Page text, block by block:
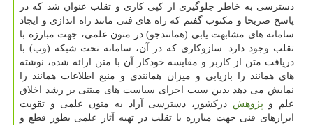
دسترسی به خاطر جلوگیری از کپی کاری و تقلب عنوان شد که در
پاسخ صریحا و مکتوب گفتم که راه های فنی مانند راه اندازی و ایجاد
سامانه های مشابهت یابی (همانندجو) در متون علمی، جهت مبارزه با
تقلب وجود دارد. سازوکاری که در آن، سامانه تحت شبکه (وب) با
دریافت متن از کاربر و مقایسه خودکار آن با متن ارائه شده، نوشته
های همانند را بازیابی و میزان همانندی و منبع اطلاعات همانند را
نمایش می دهد بدین سبب اجرای سیاست های مبتنی بر رشد اخلاق
علم و پژوهش درکشور، دسترسی آزاد به متون علمی و تقویت
ابزارهای فنی جهت مبارزه با تقلب در تهیه آثار علمی بطور قطع و